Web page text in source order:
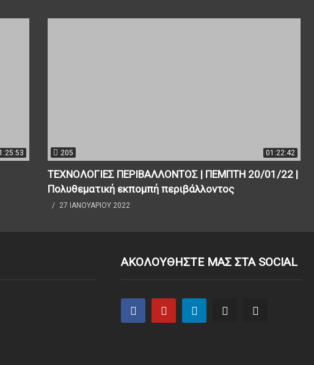
205 01:22:42
ΤΕΧΝΟΛΟΓΙΕΣ ΠΕΡΙΒΑΛΛΟΝΤΟΣ | ΠΕΜΠΤΗ 20/01/22 |
Πολυθεματική εκπομπή περιβάλλοντος
27 ΙΑΝΟΥΑΡΊΟΥ 2022
ΑΚΟΛΟΥΘΗΣΤΕ ΜΑΣ ΣΤΑ SOCIAL